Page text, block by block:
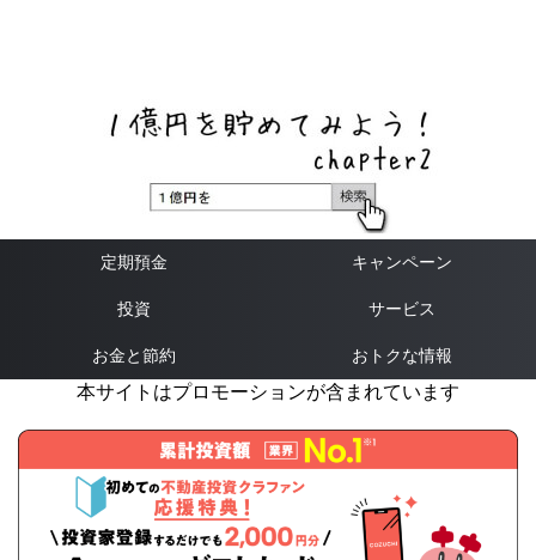
定期預金 キャンペーン
投資 サービス
お金と節約 おトクな情報
本サイトはプロモーションが含まれています